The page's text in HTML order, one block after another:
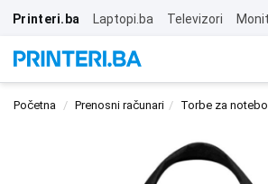
Printeri.ba Laptopi.ba Televizori
Početna Prenosni računari Torbe za